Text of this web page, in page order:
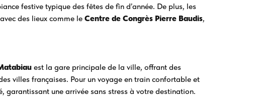
festive typique des fêtes de fin d’année. De plus, les
des lieux comme le Centre de Congrès Pierre Baudis,
est la gare principale de la ville, offrant des
villes françaises. Pour un voyage en train confortable et
garantissant une arrivée sans stress à votre destination.